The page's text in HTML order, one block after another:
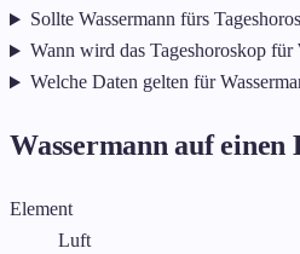
Sollte Wassermann fürs
Wann wird das Tageshoroskop für
Welche Daten gelten für
Wassermann auf einen
Element
Luft